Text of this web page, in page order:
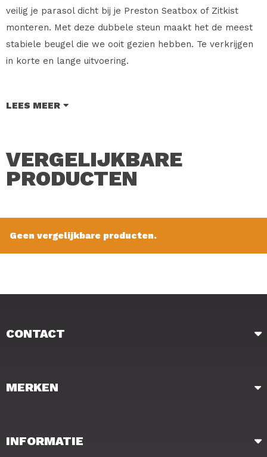
veilig je parasol dicht bij je Preston Seatbox of Zitkist
monteren. Met deze dubbele steun maakt het de meest
stabiele beugel die we ooit gezien hebben. Te verkrijgen
in korte en lange uitvoering.
Type: Mega Brolly Arms
Verkoopprijs: € 29.95
LEES MEER
VERGELIJKBARE
PRODUCTEN
Geen vergelijkbare producten.
CONTACT
MERKEN
INFORMATIE